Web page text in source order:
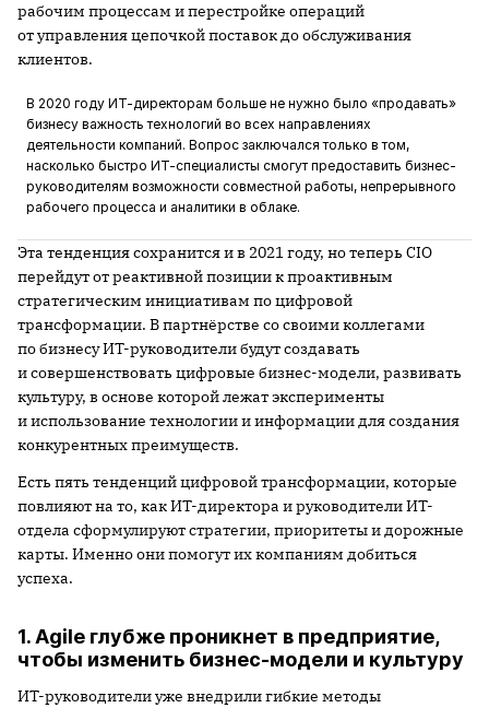
рабочим процессам и перестройке операций
от управления цепочкой поставок до обслуживания
клиентов.
В 2020 году ИТ-директорам больше не нужно было «продавать»
бизнесу важность технологий во всех направлениях
деятельности компаний. Вопрос заключался только в том,
насколько быстро ИТ-специалисты смогут предоставить бизнес-
руководителям возможности совместной работы, непрерывного
рабочего процесса и аналитики в облаке.
Эта тенденция сохранится и в 2021 году, но теперь CIO
перейдут от реактивной позиции к проактивным
стратегическим инициативам по цифровой
трансформации. В партнёрстве со своими коллегами
по бизнесу ИТ-руководители будут создавать
и совершенствовать цифровые бизнес-модели, развивать
культуру, в основе которой лежат эксперименты
и использование технологии и информации для создания
конкурентных преимуществ.
Есть пять тенденций цифровой трансформации, которые
повлияют на то, как ИТ-директора и руководители ИТ-
отдела сформулируют стратегии, приоритеты и дорожные
карты. Именно они помогут их компаниям добиться
успеха.
1. Agile глубже проникнет в предприятие,
чтобы изменить бизнес-модели и культуру
ИТ-руководители уже внедрили гибкие методы